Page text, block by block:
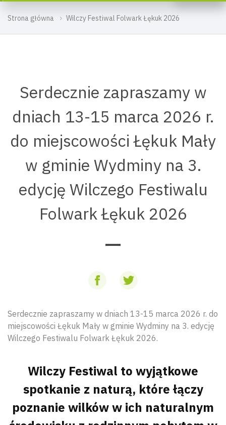
Strona główna Wilczy Festiwal Folwark Łękuk 2026
Serdecznie zapraszamy w
dniach 13-15 marca 2026 r.
do miejscowości Łękuk Mały
w gminie Wydminy na 3.
edycję Wilczego Festiwalu
Folwark Łękuk 2026
Serdecznie zapraszamy w dniach 13-15 marca 2026 r. do
miejscowości Łękuk Mały w gminie Wydminy na 3. edycję
Wilczego Festiwalu Folwark Łękuk 2026.
Wilczy Festiwal to wyjątkowe
spotkanie z naturą, które łączy
poznanie wilków w ich naturalnym